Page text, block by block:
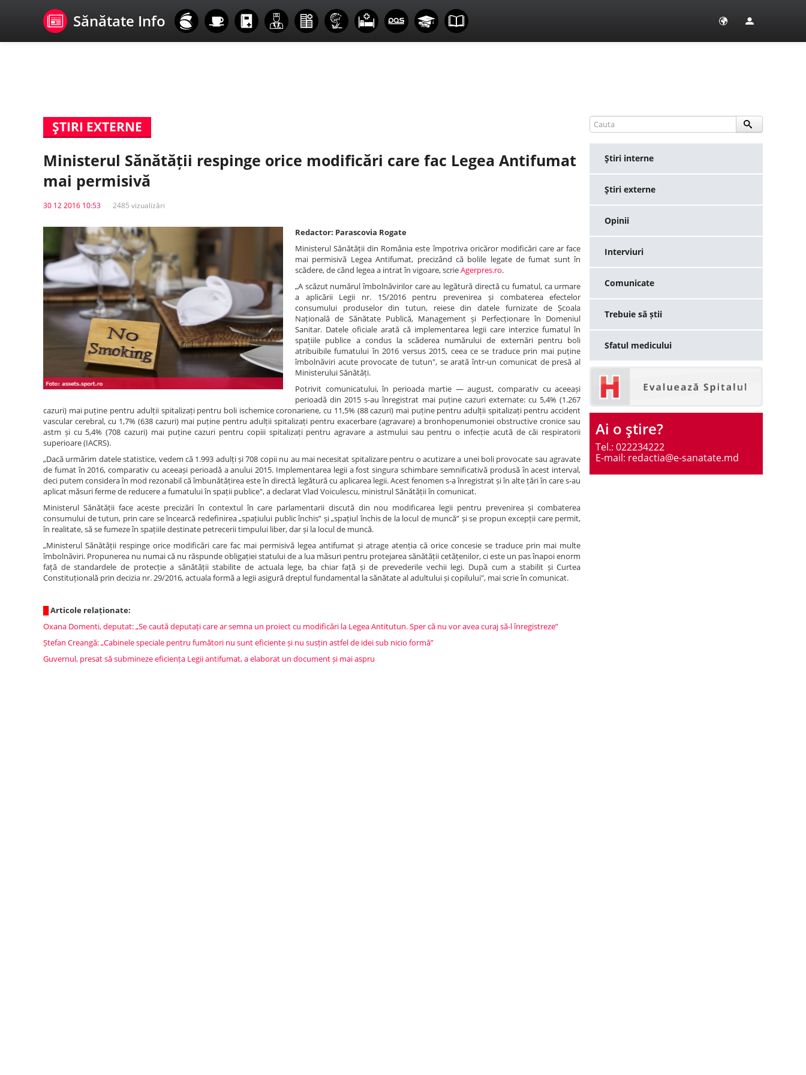
Sănătate Info
ŞTIRI EXTERNE
Ministerul Sănătății respinge orice modificări care fac Legea Antifumat
mai permisivă
30 12 2016 10:53 2485 vizualizări
Redactor: Parascovia Rogate
Ministerul Sănătății din România este împotriva oricăror modificări care ar face
mai permisivă Legea Antifumat, precizând că bolile legate de fumat sunt în
scădere, de când legea a intrat în vigoare, scrieAgerpres.ro.
„A scăzut numărul îmbolnăvirilor care au legătură directă cu fumatul, ca urmare
a aplicării Legii nr. 15/2016 pentru prevenirea și combaterea efectelor
consumului produselor din tutun, reiese din datele furnizate de Școala
Națională de Sănătate Publică, Management și Perfecționare în Domeniul
Sanitar. Datele oficiale arată că implementarea legii care interzice fumatul în
spațiile publice a condus la scăderea numărului de externări pentru boli
atribuibile fumatului în 2016 versus 2015, ceea ce se traduce prin mai puține
îmbolnăviri acute provocate de tutun", se arată într-un comunicat de presă al
Ministerului Sănătăți.
Potrivit comunicatului, în perioada martie — august, comparativ cu aceeași
perioadă din 2015 s-au înregistrat mai puține cazuri externate: cu 5,4% (1.267
cazuri) mai puține pentru adulții spitalizați pentru boli ischemice coronariene, cu 11,5% (88 cazuri) mai puține pentru adulții spitalizați pentru accident
vascular cerebral, cu 1,7% (638 cazuri) mai puține pentru adulții spitalizați pentru exacerbare (agravare) a bronhopenumoniei obstructive cronice sau
astm și cu 5,4% (708 cazuri) mai puține cazuri pentru copiii spitalizați pentru agravare a astmului sau pentru o infecție acută de căi respiratorii
superioare (IACRS).
„Dacă urmărim datele statistice, vedem că 1.993 adulți și 708 copii nu au mai necesitat spitalizare pentru o acutizare a unei boli provocate sau agravate
de fumat în 2016, comparativ cu aceeași perioadă a anului 2015. Implementarea legii a fost singura schimbare semnificativă produsă în acest interval,
deci putem considera în mod rezonabil că îmbunătățirea este în directă legătură cu aplicarea legii. Acest fenomen s-a înregistrat și în alte țări în care s-au
aplicat măsuri ferme de reducere a fumatului în spații publice", a declarat Vlad Voiculescu, ministrul Sănătății în comunicat.
Ministerul Sănătății face aceste precizări în contextul în care parlamentarii discută din nou modificarea legii pentru prevenirea și combaterea
consumului de tutun, prin care se încearcă redefinirea „spațiului public închis” și „spațiul închis de la locul de muncă” și se propun excepții care permit,
în realitate, să se fumeze în spațiile destinate petrecerii timpului liber, dar și la locul de muncă.
„Ministerul Sănătății respinge orice modificări care fac mai permisivă legea antifumat și atrage atenția că orice concesie se traduce prin mai multe
îmbolnăviri. Propunerea nu numai că nu răspunde obligației statului de a lua măsuri pentru protejarea sănătății cetățenilor, ci este un pas înapoi enorm
față de standardele de protecție a sănătății stabilite de actuala lege, ba chiar față și de prevederile vechii legi. După cum a stabilit și Curtea
Constituțională prin decizia nr. 29/2016, actuala formă a legii asigură dreptul fundamental la sănătate al adultului și copilului", mai scrie în comunicat.
Articole relaționate:
Oxana Domenti, deputat: „Se caută deputați care ar semna un proiect cu modificări la Legea Antitutun. Sper că nu vor avea curaj să-l înregistreze”
Ștefan Creangă: „Cabinele speciale pentru fumători nu sunt eficiente și nu susțin astfel de idei sub nicio formă”
Guvernul, presat să submineze eficiența Legii antifumat, a elaborat un document și mai aspru
Ştiri interne
Ştiri externe
Opinii
Interviuri
Comunicate
Trebuie să știi
Sfatul medicului
Ai o ştire?
Tel.: 022234222
E-mail: redactia@e-sanatate.md